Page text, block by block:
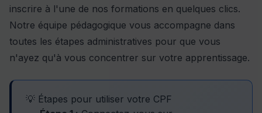
inscrire à l'une de nos formations en quelques clics.
Notre équipe pédagogique vous accompagne dans
toutes les étapes administratives pour que vous
n'ayez qu'à vous concentrer sur votre apprentissage.
💡 Étapes pour utiliser votre CPF